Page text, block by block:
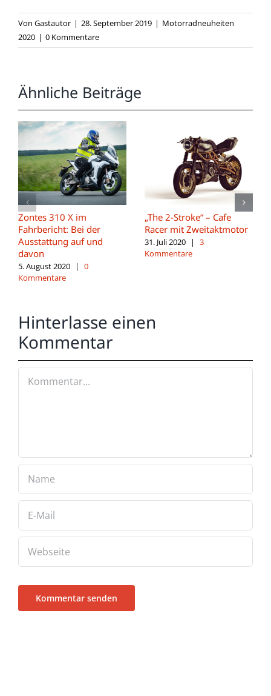
Von Gastautor | 28. September 2019 | Motorradneuheiten
2020 | 0 Kommentare
Ähnliche Beiträge
Zontes 310 X im
Fahrbericht: Bei der
Ausstattung auf und
davon
5. August 2020 |
0
Kommentare
„The 2-Stroke“ – Cafe
Racer mit Zweitaktmotor
31. Juli 2020 |
3
Kommentare
Hinterlasse einen
Kommentar